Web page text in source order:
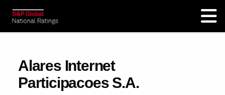
Alares Internet
Participacoes S.A.